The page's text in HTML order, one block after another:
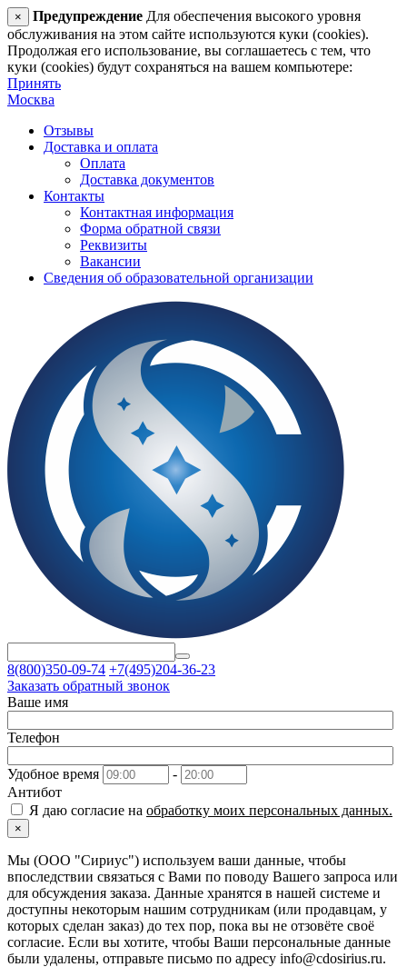
× Предупреждение Для обеспечения высокого уровня
обслуживания на этом сайте используются куки (cookies).
Продолжая его использование, вы соглашаетесь с тем, что
куки (cookies) будут сохраняться на вашем компьютере:
Принять
Москва
Отзывы
Доставка и оплата
Оплата
Доставка документов
Контакты
Контактная информация
Форма обратной связи
Реквизиты
Вакансии
Сведения об образовательной организации
8(800)350-09-74 +7(495)204-36-23
Заказать обратный звонок
Ваше имя
Телефон
Удобное время
-
Антибот
Я даю согласие на обработку моих персональных данных.
×
Мы (ООО "Сириус") используем ваши данные, чтобы
впоследствии связаться с Вами по поводу Вашего запроса или
для обсуждения заказа. Данные хранятся в нашей системе и
доступны некоторым нашим сотрудникам (или продавцам, у
которых сделан заказ) до тех пор, пока вы не отзовёте своё
согласие. Если вы хотите, чтобы Ваши персональные данные
были удалены, отправьте письмо по адресу info@cdosirius.ru.